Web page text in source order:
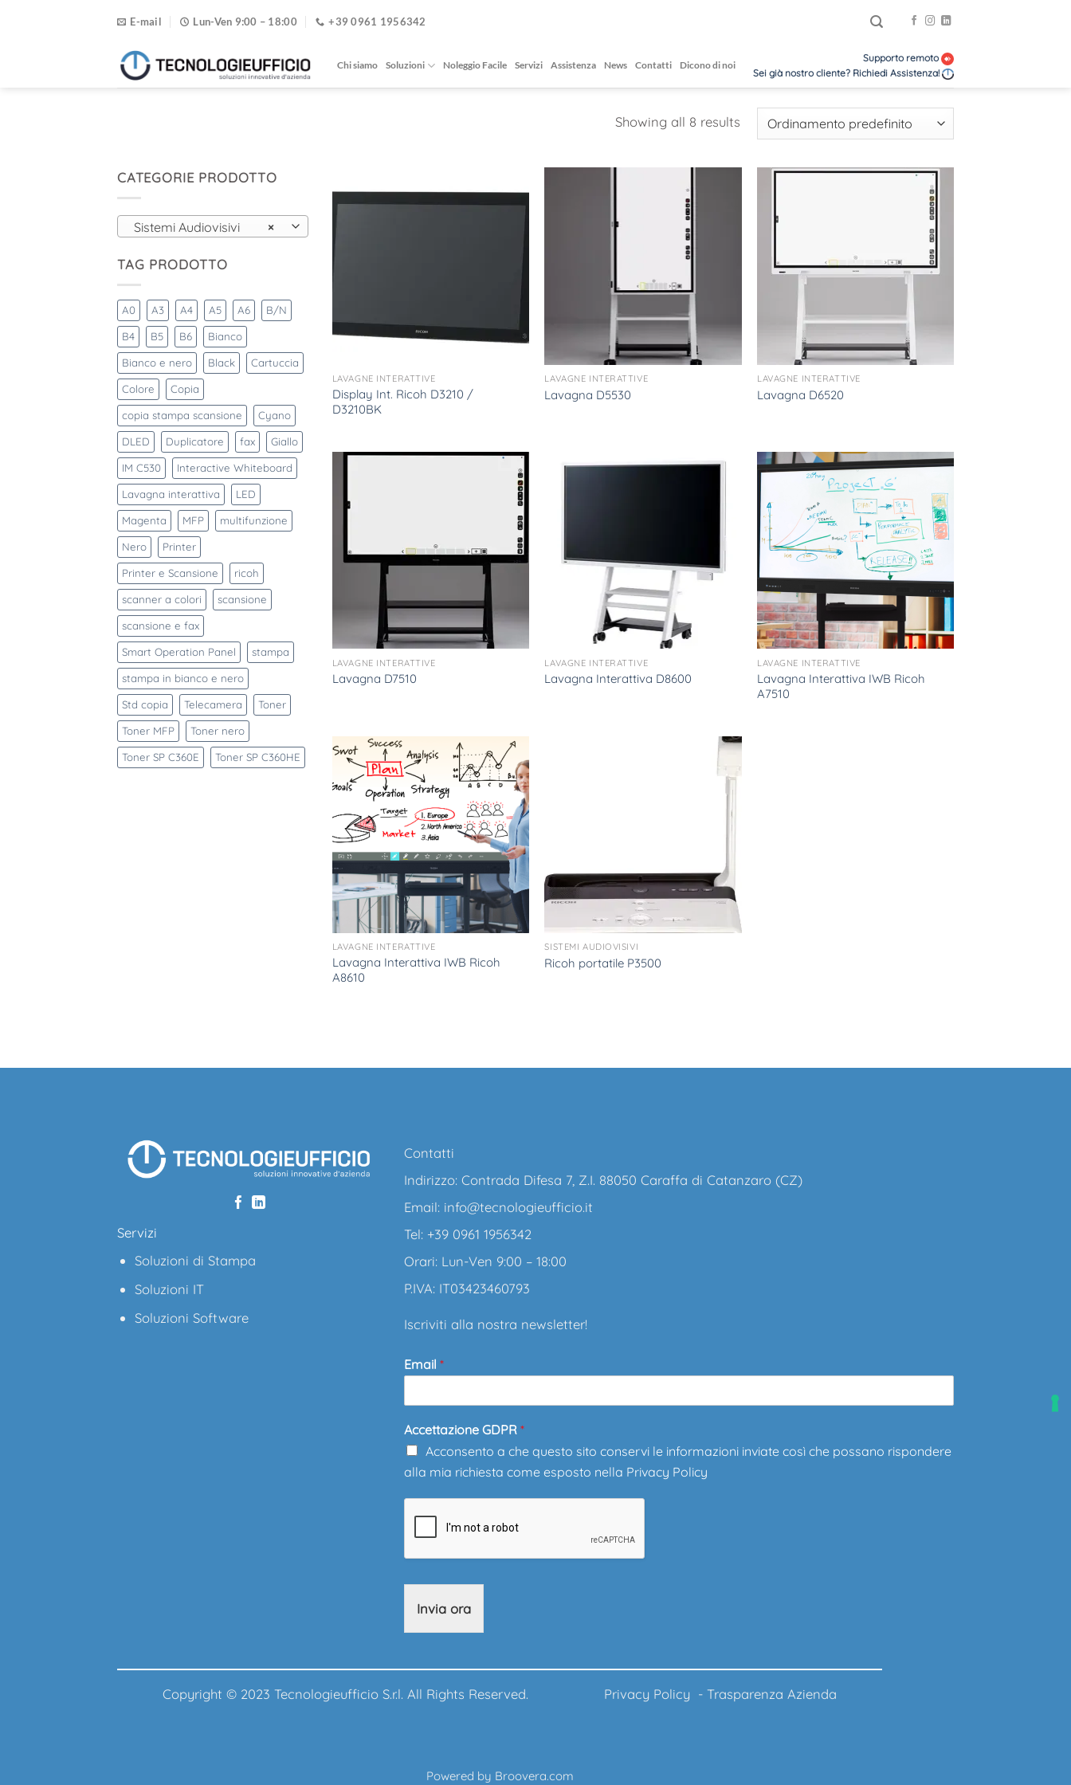
E-mail Lun-Ven 9:00 – 18:00 +39 0961 1956342
Chi siamo Soluzioni Noleggio Facile Servizi Assistenza News Contatti Dicono di noi
Supporto remoto
Sei già nostro cliente? Richiedi Assistenza!
Showing all 8 results
CATEGORIE PRODOTTO
×
Sistemi Audiovisivi
TAG PRODOTTO
A0 A3 A4 A5 A6 B/N
B4 B5 B6 Bianco
Bianco e nero Black Cartuccia
Colore Copia
copia stampa scansione Cyano
DLED Duplicatore fax Giallo
IM C530 Interactive Whiteboard
Lavagna interattiva LED
Magenta MFP multifunzione
Nero Printer
Printer e Scansione ricoh
scanner a colori scansione
scansione e fax
Smart Operation Panel stampa
stampa in bianco e nero
Std copia Telecamera Toner
Toner MFP Toner nero
Toner SP C360E Toner SP C360HE
LAVAGNE INTERATTIVE
Display Int. Ricoh D3210 /
D3210BK
LAVAGNE INTERATTIVE
Lavagna D5530
LAVAGNE INTERATTIVE
Lavagna D6520
LAVAGNE INTERATTIVE
Lavagna D7510
LAVAGNE INTERATTIVE
Lavagna Interattiva D8600
LAVAGNE INTERATTIVE
Lavagna Interattiva IWB Ricoh
A7510
LAVAGNE INTERATTIVE
Lavagna Interattiva IWB Ricoh
A8610
SISTEMI AUDIOVISIVI
Ricoh portatile P3500
Servizi
Soluzioni di Stampa
Soluzioni IT
Soluzioni Software
Contatti
Indirizzo: Contrada Difesa 7, Z.I. 88050 Caraffa di Catanzaro (CZ)
Email: info@tecnologieufficio.it
Tel: +39 0961 1956342
Orari: Lun-Ven 9:00 – 18:00
P.IVA: IT03423460793
Iscriviti alla nostra newsletter!
Email *
Accettazione GDPR *
Acconsento a che questo sito conservi le informazioni inviate così che possano rispondere
alla mia richiesta come esposto nella Privacy Policy
Invia ora
Copyright © 2023 Tecnologieufficio S.r.l. All Rights Reserved. Privacy Policy - Trasparenza Azienda
Powered by Broovera.com